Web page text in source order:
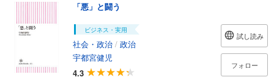
「悪」と闘う
ビジネス・実用
社会・政治 / 政治
宇都宮健児
4.3
試し読み
フォロー